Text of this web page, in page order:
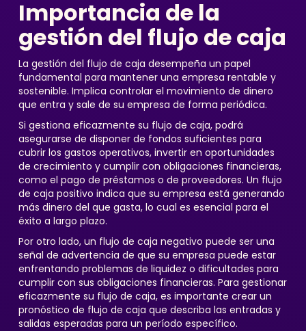
Importancia de la
gestión del flujo de caja
La gestión del flujo de caja desempeña un papel
fundamental para mantener una empresa rentable y
sostenible. Implica controlar el movimiento de dinero
que entra y sale de su empresa de forma periódica.
Si gestiona eficazmente su flujo de caja, podrá
asegurarse de disponer de fondos suficientes para
cubrir los gastos operativos, invertir en oportunidades
de crecimiento y cumplir con obligaciones financieras,
como el pago de préstamos o de proveedores. Un flujo
de caja positivo indica que su empresa está generando
más dinero del que gasta, lo cual es esencial para el
éxito a largo plazo.
Por otro lado, un flujo de caja negativo puede ser una
señal de advertencia de que su empresa puede estar
enfrentando problemas de liquidez o dificultades para
cumplir con sus obligaciones financieras. Para gestionar
eficazmente su flujo de caja, es importante crear un
pronóstico de flujo de caja que describa las entradas y
salidas esperadas para un período específico.